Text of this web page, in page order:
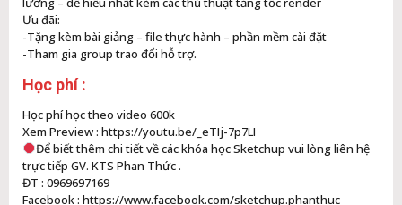
Ưu đãi:
-Tặng kèm bài giảng – file thực hành – phần mềm cài đặt
-Tham gia group trao đổi hỗ trợ.
Học phí :
Học phí học theo video 600k
Xem Preview : https://youtu.be/_eTIj-7p7LI
Để biết thêm chi tiết về các khóa học Sketchup vui lòng liên hệ
trực tiếp GV. KTS Phan Thức .
ĐT : 0969697169
Facebook : https://www.facebook.com/sketchup.phanthuc